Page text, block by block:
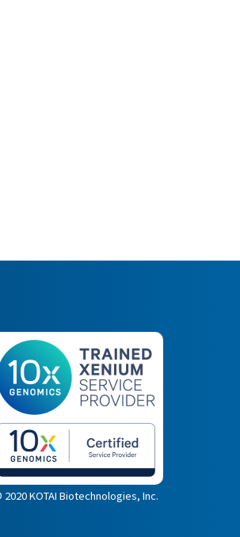
KOTAI Biotechnologies, Inc.